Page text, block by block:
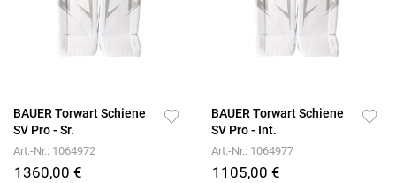
BAUER Torwart Schiene
SV Pro - Sr.
Art.-Nr.: 1064972
1360,00 €
BAUER Torwart Schiene
SV Pro - Int.
Art.-Nr.: 1064977
1105,00 €